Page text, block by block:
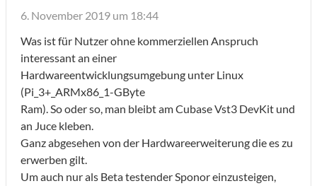
6. November 2019 um 18:44
Was ist für Nutzer ohne kommerziellen Anspruch
interessant an einer
Hardwareentwicklungsumgebung unter Linux
(Pi_3+_ARMx86_1-GByte
Ram). So oder so, man bleibt am Cubase Vst3 DevKit und
an Juce kleben.
Ganz abgesehen von der Hardwareerweiterung die es zu
erwerben gilt.
Um auch nur als Beta testender Sponor einzusteigen,